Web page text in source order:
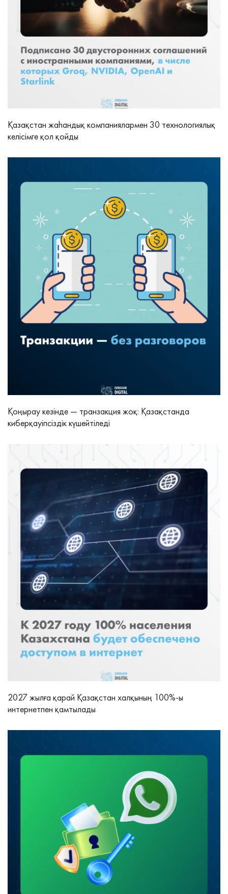
Қазақстан жаһандық компаниялармен 30 технологиялық
келісімге қол қойды
Қоңырау кезінде — транзакция жоқ: Қазақстанда
киберқауіпсіздік күшейтіледі
2027 жылға қарай Қазақстан халқының 100%-ы
интернетпен қамтылады